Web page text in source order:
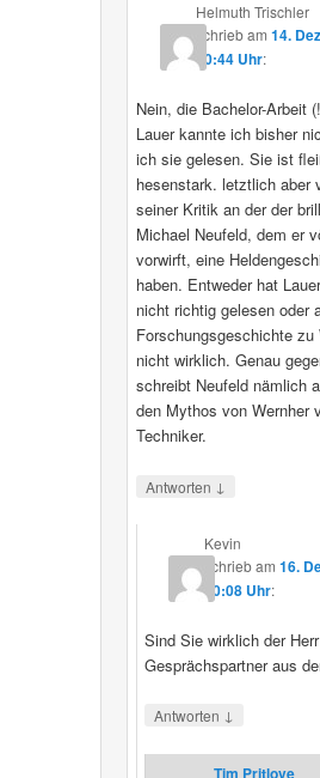
Helmuth Trischler
schriebam 14.
20:44 Uhr:
Nein, die Bachelor-Arbeit
Lauer kannte ich bisher
ich sie gelesen. Sie ist
hesenstark. letztlich aber
seiner Kritik an der der
Michael Neufeld, dem er
vorwirft, eine
haben. Entweder hat
nicht richtig gelesen oder
Forschungsgeschichte zu
nicht wirklich. Genau
schreibt Neufeld nämlich
den Mythos von Wernher
Techniker.
Antworten ↓
Kevin
schriebam16.
20:08 Uhr:
Sind Sie wirklich der
Gesprächspartner aus
Antworten ↓
Tim Pritlove